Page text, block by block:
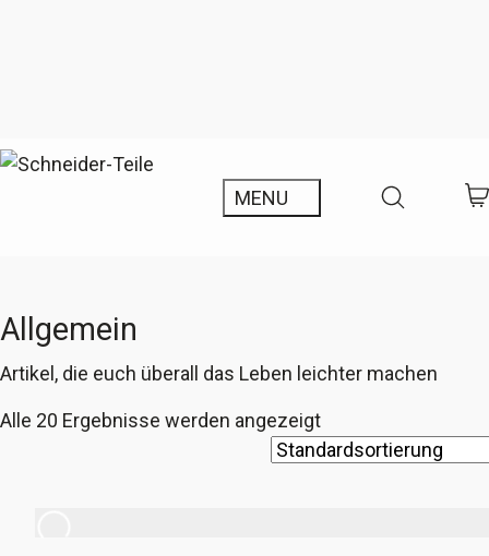
Allgemein
Artikel, die euch überall das Leben leichter machen
Alle 20 Ergebnisse werden angezeigt